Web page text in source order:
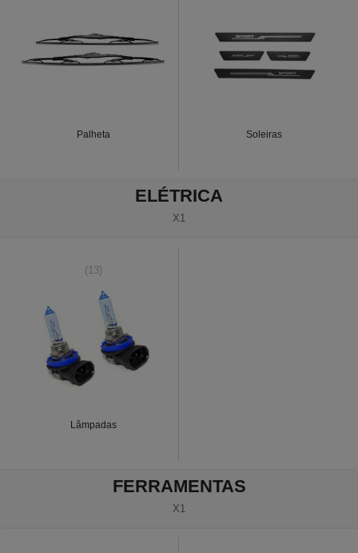
Palheta Soleiras
ELÉTRICA
X1
(13)
Lâmpadas
FERRAMENTAS
X1